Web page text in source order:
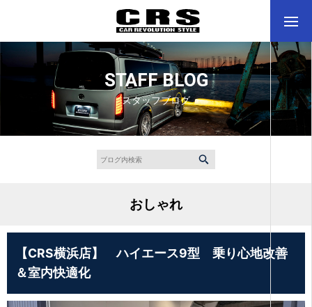
STAFF BLOG
スタッフブログ
おしゃれ
【CRS横浜店】 ハイエース9型 乗り心地改善
＆室内快適化